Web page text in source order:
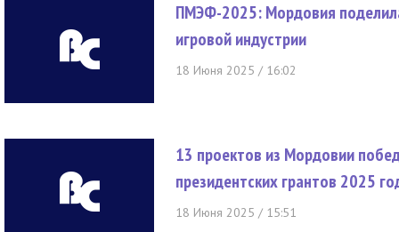
ПМЭФ-2025: Мордовия
игровой индустрии
18 Июня 2025 / 16:02
13 проектов из Мордовии
президентских грантов 2025
18 Июня 2025 / 15:51